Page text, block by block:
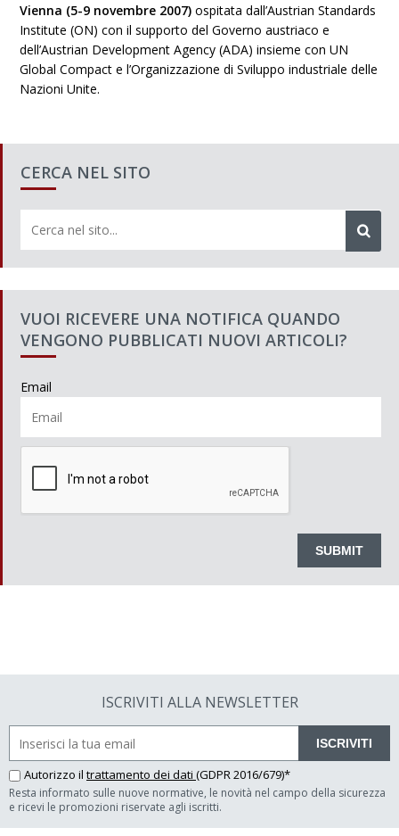
Vienna (5-9 novembre 2007) ospitata dall’Austrian Standards
Institute (ON) con il supporto del Governo austriaco e
dell’Austrian Development Agency (ADA) insieme con UN
Global Compact e l’Organizzazione di Sviluppo industriale delle
Nazioni Unite.
CERCA NEL SITO
VUOI RICEVERE UNA NOTIFICA QUANDO
VENGONO PUBBLICATI NUOVI ARTICOLI?
Email
ISCRIVITI ALLA NEWSLETTER
ISCRIVITI
Autorizzo il trattamento dei dati (GDPR 2016/679)*
Resta informato sulle nuove normative, le novità nel campo della sicurezza
e ricevi le promozioni riservate agli iscritti.